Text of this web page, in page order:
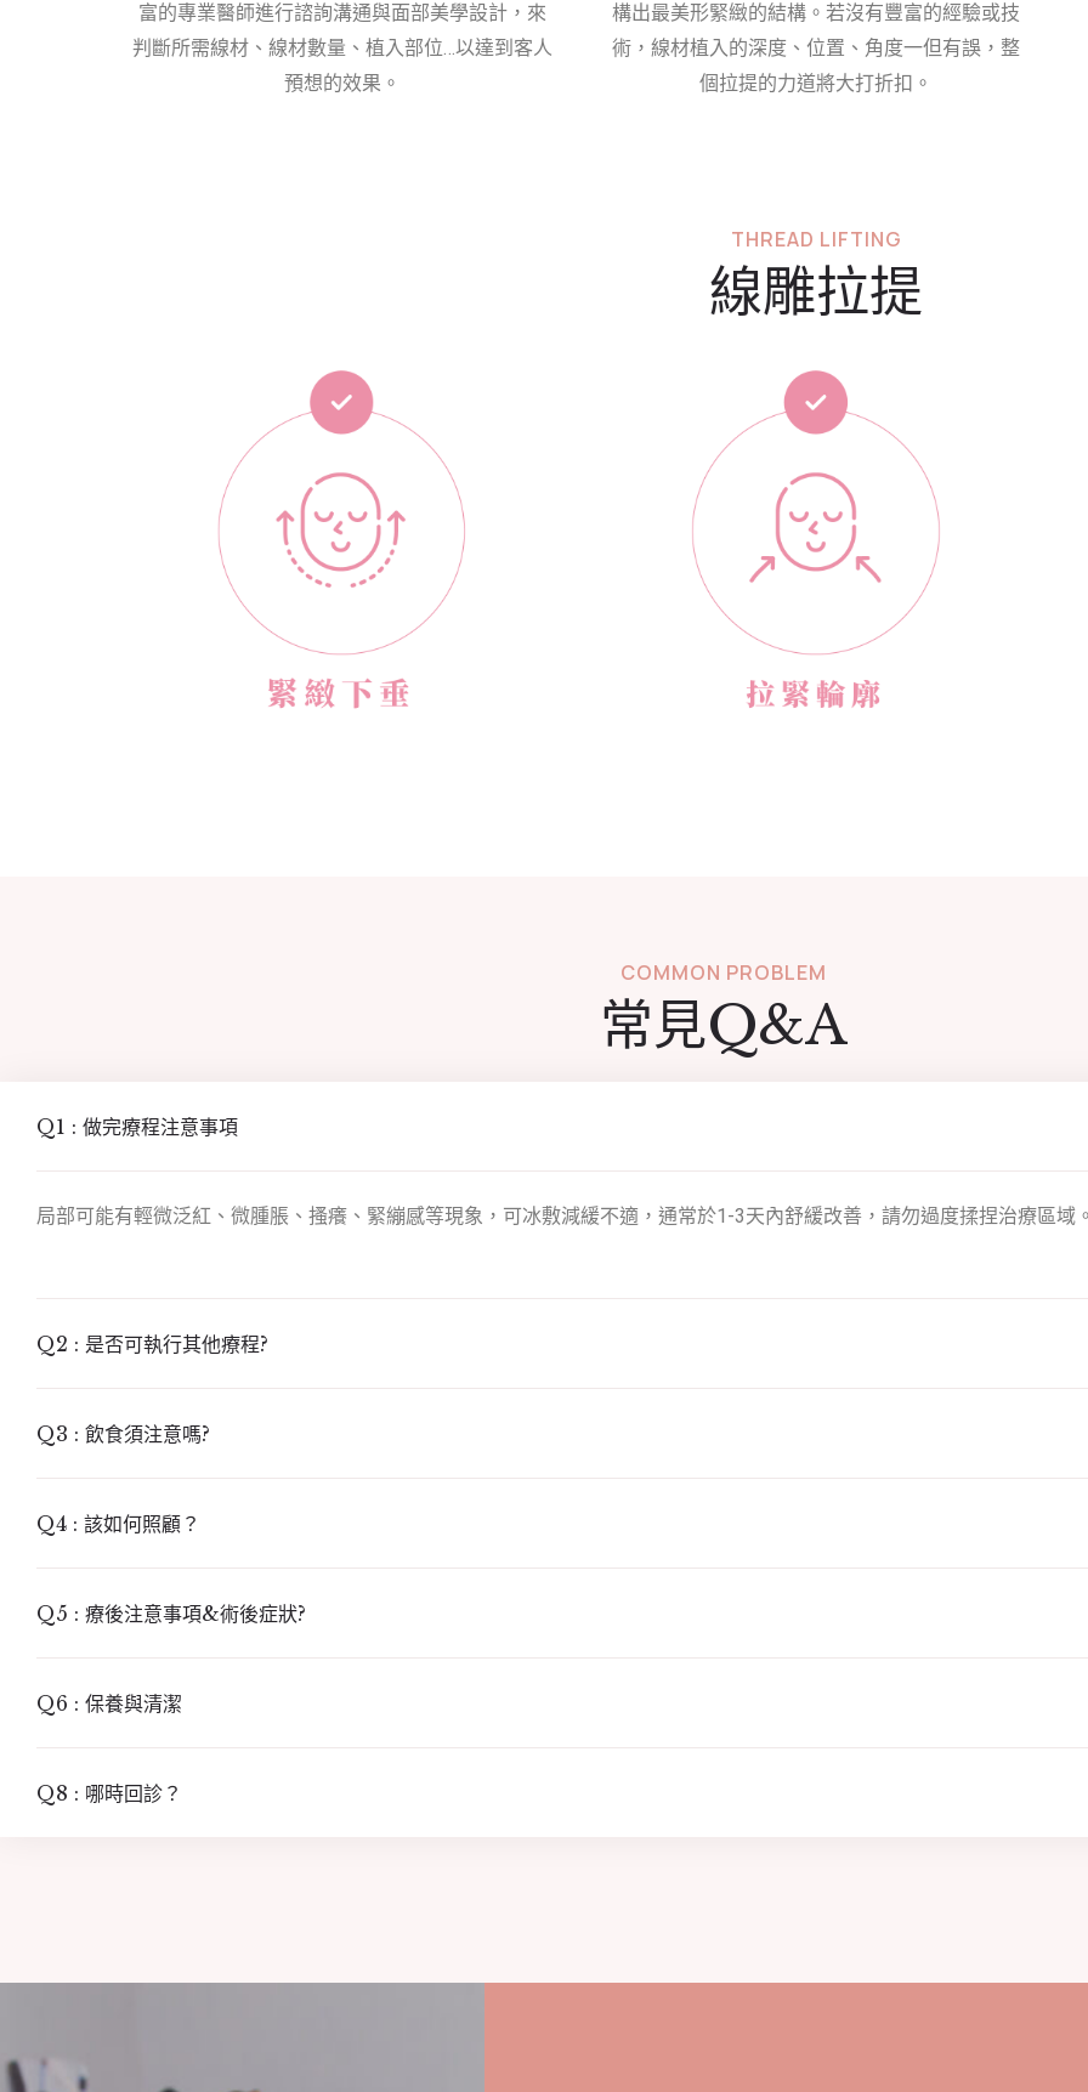
富的專業醫師進行諮詢溝通與面部美學設計，來
判斷所需線材、線材數量、植入部位…以達到客人
預想的效果。
構出最美形緊緻的結構。若沒有豐富的經驗或技
術，線材植入的深度、位置、角度一但有誤，整
個拉提的力道將大打折扣。
THREAD LIFTING
線雕拉提
COMMON PROBLEM
常見Q&A
Q1 : 做完療程注意事項
局部可能有輕微泛紅、微腫脹、搔癢、緊繃感等現象，可冰敷減緩不適，通常於1-3天內舒緩改善，請勿過度揉捏治療區域
Q2 : 是否可執行其他療程?
Q3 : 飲食須注意嗎?
Q4 : 該如何照顧？
Q5 : 療後注意事項&術後症狀?
Q6 : 保養與清潔
Q8 : 哪時回診？